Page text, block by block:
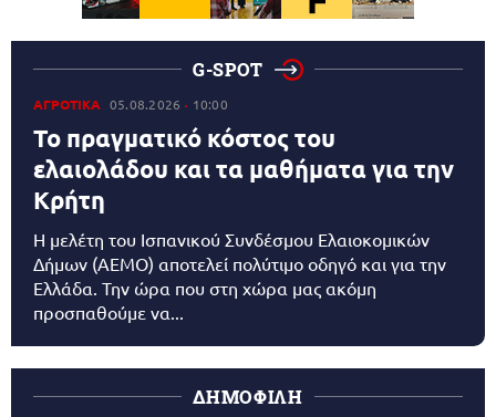
G-SPOT
ΑΓΡΟΤΙΚΑ 05.08.2026 10:00
Το πραγματικό κόστος του
ελαιολάδου και τα μαθήματα για την
Κρήτη
Η μελέτη του Ισπανικού Συνδέσμου Ελαιοκομικών
Δήμων (AEMO) αποτελεί πολύτιμο οδηγό και για την
Ελλάδα. Την ώρα που στη χώρα μας ακόμη
προσπαθούμε να...
ΔΗΜΟΦΙΛΗ